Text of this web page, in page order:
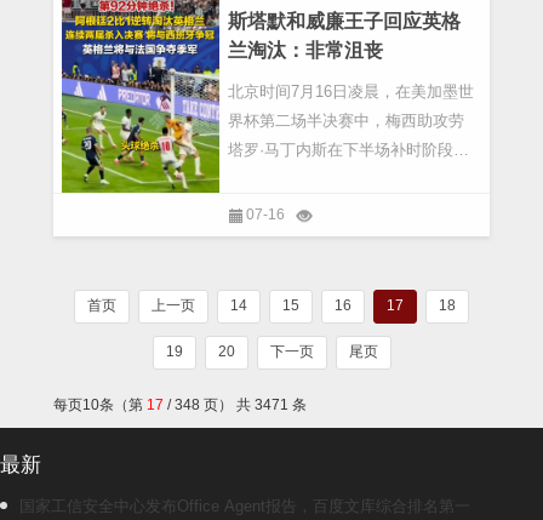
经营罪？原因在于烟草不是普通商
品，而是国家专营专卖商品
斯塔默和威廉王子回应英格
兰淘汰：非常沮丧
北京时间7月16日凌晨，在美加墨世
界杯第二场半决赛中，梅西助攻劳
塔罗·马丁内斯在下半场补时阶段头
队，连续两届世界杯闯入决赛。阿
根廷队将与西班牙队争夺本届世界
国首相斯塔默、威廉...
07-16
首页 上一页 14 15 16 17 18
19 20 下一页 尾页
每页10条（第 17 / 348 页） 共 3471 条
最新
国家工信安全中心发布Office Agent报告，百度文库综合排名第一